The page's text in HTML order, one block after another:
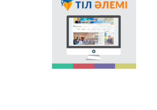
Memlekettіk tіldіñ
qoldanıs aяsınıñ
keñeюіnde ğalamtor
arqılı tіldі
nasihattaudıñ mañızı
asa zor. Elіmіzdegі osı
bağıttağı alğašqı žoba -
"Tіl âlemі" portalı